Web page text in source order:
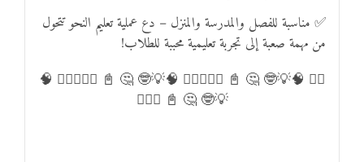
✅ مناسبة للفصل والمدرسة والمنزل – دع عملية تعليم النحو تتحول
من مهمة صعبة إلى تجربة تعليمية محببة للطلاب!
✍🏻 🧠💡🤓 🤔 📓 ✍🏻💡✍🏻 🧠💡🤓 🤔 📓 ✍🏻💡✍🏻 🧠
💡🤓 🤔 📓 ✍🏻💡